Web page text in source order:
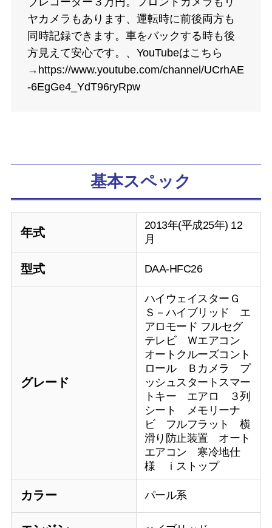
ヤカメラもあります、運転時に前後両方も
同時記録できます。車をバックする時も後
方見えて安心です。、YouTubeはこちら
→https://www.youtube.com/channel/UCrhAE
-6EgGe4_YdT96ryRpw
基本スペック
年式
2013年(平成25年) 12
月
型式 DAA-HFC26
グレード
ハイウェイスターＧ
Ｓ－ハイブリッド エ
アロモード フルセグ
テレビ Ｗエアコン
オートクルーズコント
ロール Ｂカメラ プ
ッシュスタートスマー
トキー エアロ ３列
シート メモリーナ
ビ フルフラット 横
滑り防止装置 オート
エアコン 寒冷地仕
様 ｉストップ
カラー パール系